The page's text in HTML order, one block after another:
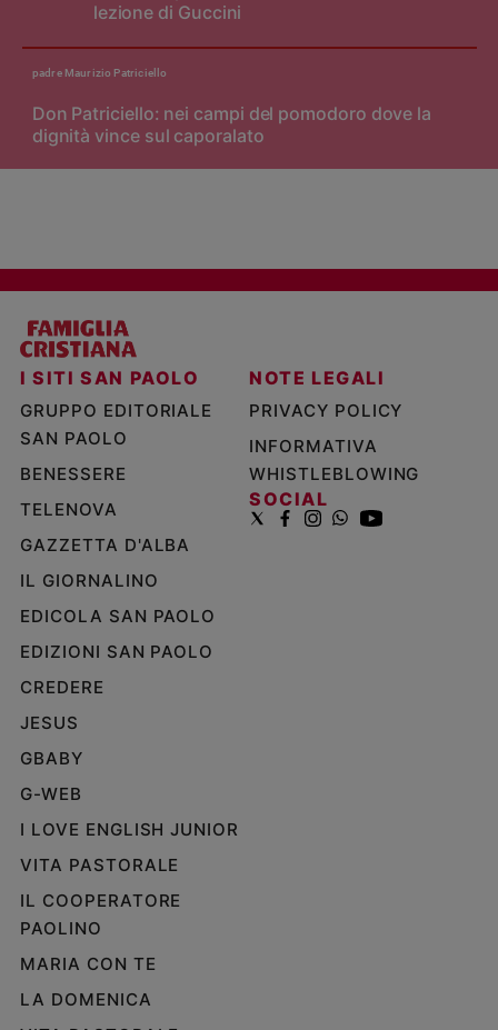
lezione di Guccini
Don Patriciello: nei campi del pomodoro dove la
dignità vince sul caporalato
padre Maurizio Patriciello
I SITI SAN PAOLO
GRUPPO EDITORIALE
SAN PAOLO
BENESSERE
TELENOVA
GAZZETTA D'ALBA
IL GIORNALINO
EDICOLA SAN PAOLO
EDIZIONI SAN PAOLO
CREDERE
JESUS
GBABY
G-WEB
I LOVE ENGLISH JUNIOR
VITA PASTORALE
IL COOPERATORE
PAOLINO
MARIA CON TE
LA DOMENICA
NOTE LEGALI
PRIVACY POLICY
INFORMATIVA
WHISTLEBLOWING
SOCIAL